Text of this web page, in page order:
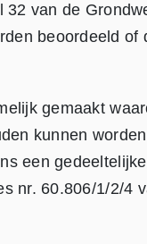
van de
beoordeeld
gemaakt
kunnen
een
nr. 60.806/1/2/4